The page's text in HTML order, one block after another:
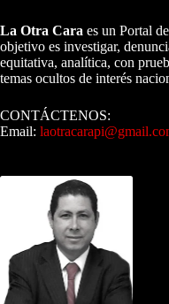
La Otra Cara es un Portal
objetivo es investigar,
equitativa, analítica, con
temas ocultos de interés
CONTÁCTENOS:
Email: